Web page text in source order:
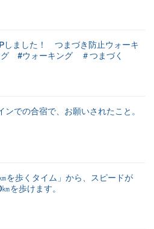
しました！ つまづき防止ウォーキ
グ #ウォーキング ＃つまづく
での合宿で、お願いされたこと。
を歩くタイム」から、スピードが
を歩けます。